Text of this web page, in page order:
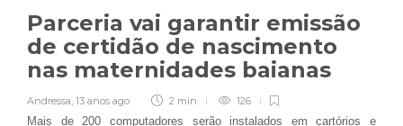
Parceria vai garantir emissão
de certidão de nascimento
nas maternidades baianas
Andressa, 13 anos ago 2 min 126
Mais de 200 computadores serão instalados em cartórios e